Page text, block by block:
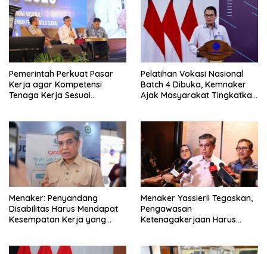
Pemerintah Perkuat Pasar
Kerja agar Kompetensi
Tenaga Kerja Sesuai
Pelatihan Vokasi Nasional
Batch 4 Dibuka, Kemnaker
Ajak Masyarakat Tingkatkan
Menaker: Penyandang
Disabilitas Harus Mendapat
Kesempatan Kerja yang
Menaker Yassierli Tegaskan,
Pengawasan
Ketenagakerjaan Harus